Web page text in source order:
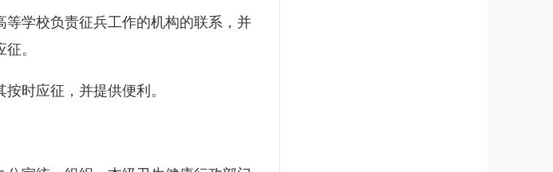
学校负责征兵工作的机构的联系，并
。
时应征，并提供便利。